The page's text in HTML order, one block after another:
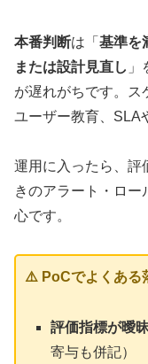
本番判断は「 基準を
または設計見直し
が遅れがちです。ス
ユーザー教育、SLA
運用に入ったら、評
きのアラート・ロ
心です。
⚠️ PoCでよくある
評価指標が曖
寄与も併記）